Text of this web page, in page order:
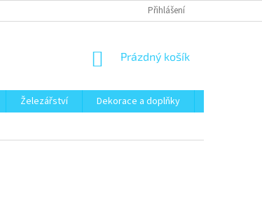
Přihlášení
NÁKUPNÍ
Prázdný košík
Železářství Dekorace a doplňky